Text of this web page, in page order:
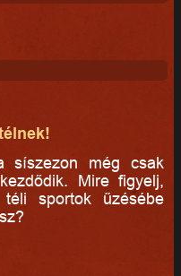
síszezon még csak
Mire figyelj,
sportok űzésébe